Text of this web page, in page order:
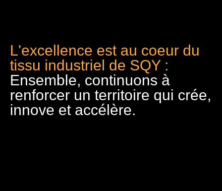
L'excellence est au coeur du
tissu industriel de SQY :
Ensemble, continuons à
renforcer un territoire qui crée,
innove et accélère.